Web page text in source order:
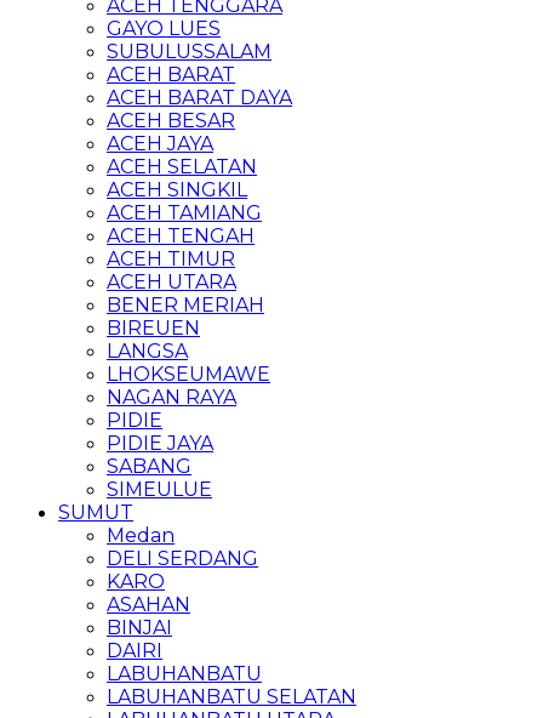
ACEH TENGGARA
GAYO LUES
SUBULUSSALAM
ACEH BARAT
ACEH BARAT DAYA
ACEH BESAR
ACEH JAYA
ACEH SELATAN
ACEH SINGKIL
ACEH TAMIANG
ACEH TENGAH
ACEH TIMUR
ACEH UTARA
BENER MERIAH
BIREUEN
LANGSA
LHOKSEUMAWE
NAGAN RAYA
PIDIE
PIDIE JAYA
SABANG
SIMEULUE
SUMUT
Medan
DELI SERDANG
KARO
ASAHAN
BINJAI
DAIRI
LABUHANBATU
LABUHANBATU SELATAN